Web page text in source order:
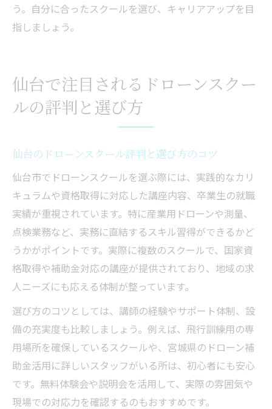
う。自分に合ったスクールを選び、キャリアアップを目
指しましょう。
仙台で注目されるドローンスクー
ルの評判と選び方
仙台のドローンスクール評判と選び方のコツ
仙台市でドローンスクールを選ぶ際には、実践的なカリ
キュラムや資格取得に対応した講座内容、卒業生の就職
実績が重視されています。特に産業用ドローンや測量、
点検業務など、実務に直結するスキル習得ができるかど
うかがポイントです。実際に複数のスクールで、国家資
格取得や補助金対応の講座が提供されており、地域の求
人ニーズにも応える体制が整っています。
選び方のコツとしては、講師の経験やサポート体制、設
備の充実度も比較しましょう。例えば、飛行訓練用の専
用場所を確保しているスクールや、宮城県のドローン補
助金活用に詳しいスタッフがいる所は、初心者にも安心
です。無料体験会や説明会を活用して、実際の雰囲気や
現場での対応力を確認するのもおすすめです。